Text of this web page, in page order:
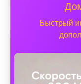
Быстрый